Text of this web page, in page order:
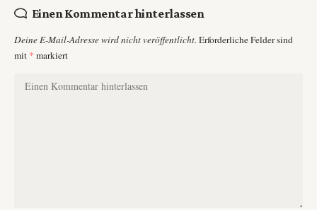
Einen Kommentar hinterlassen
Deine E-Mail-Adresse wird nicht veröffentlicht. Erforderliche Felder sind
mit * markiert